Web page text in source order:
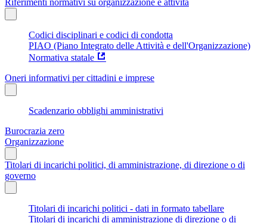
Codici disciplinari e codici di condotta
PIAO (Piano Integrato delle Attività e dell'Organizzazione)
Normativa statale
Oneri informativi per cittadini e imprese
Scadenzario obblighi amministrativi
Burocrazia zero
Organizzazione
Titolari di incarichi politici, di amministrazione, di direzione o di
governo
Titolari di incarichi politici - dati in formato tabellare
Titolari di incarichi di amministrazione di direzione o di